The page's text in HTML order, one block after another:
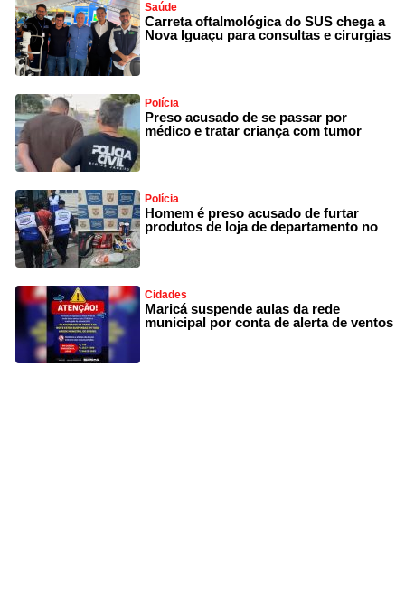
Saúde
Carreta oftalmológica do SUS chega a
Nova Iguaçu para consultas e cirurgias
Polícia
Preso acusado de se passar por
médico e tratar criança com tumor
Polícia
Homem é preso acusado de furtar
produtos de loja de departamento no
Cidades
Maricá suspende aulas da rede
municipal por conta de alerta de ventos